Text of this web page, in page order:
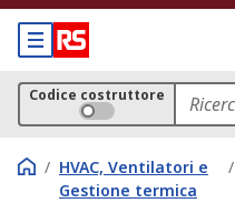
Codice costruttore
/ HVAC, Ventilatori e
Gestione termica
/